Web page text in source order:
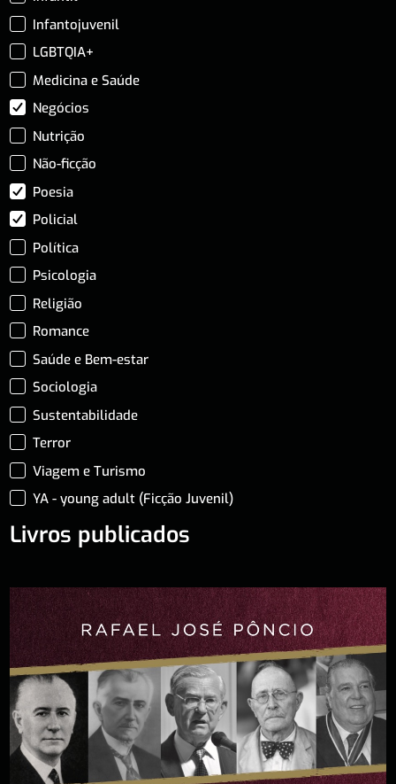
Infantojuvenil
LGBTQIA+
Medicina e Saúde
Negócios
Nutrição
Não-ficção
Poesia
Policial
Política
Psicologia
Religião
Romance
Saúde e Bem-estar
Sociologia
Sustentabilidade
Terror
Viagem e Turismo
YA - young adult (Ficção Juvenil)
Livros publicados